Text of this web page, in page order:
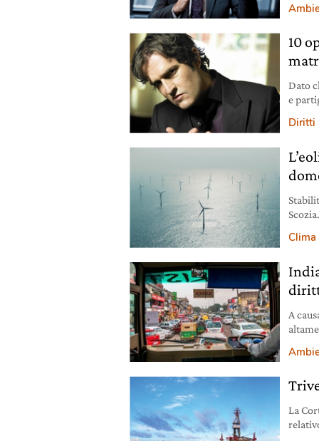
10
Dato
e
occhi
Diritti
Clima
A
La